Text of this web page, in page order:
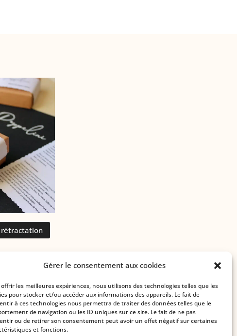
Gérer le consentement aux cookies
offrir les meilleures expériences, nous utilisons des technologies telles que les
pour stocker et/ou accéder aux informations des appareils. Le fait de
à ces technologies nous permettra de traiter des données telles que le
de navigation ou les ID uniques sur ce site. Le fait de ne pas
ou de retirer son consentement peut avoir un effet négatif sur certaines
et fonctions.
rétractation